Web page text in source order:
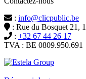
: info@clicpublic.be
: Rue du Bosquet 21,
: +32 67 44 26 17
TVA : BE 0809.950.691